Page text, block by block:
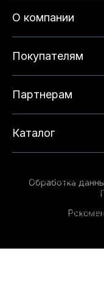
О компании
Покупателям
Партнерам
Каталог
Обработка
опыта на нашем
данный сайт, вы
технологий. Для